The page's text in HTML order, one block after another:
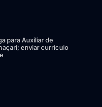
para Auxiliar de
enviar currículo